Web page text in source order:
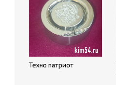
Техно патриот